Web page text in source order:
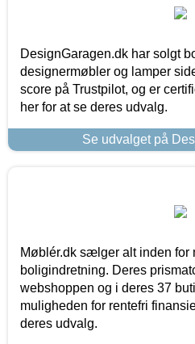
DesignGaragen.dk har solgt
designermøbler og lamper
score på Trustpilot, og er
her for at se deres udvalg.
Se udvalget på
Møblér.dk sælger alt inden for
boligindretning. Deres
webshoppen og i deres 37
muligheden for rentefri
deres udvalg.